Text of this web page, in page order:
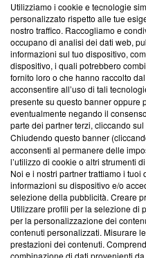
Questa sezione offre
News, sui nostri processi
creare news di qualità.
‘Trust Project - News with
ancora membro del
parte; Trust Project non ha
conformità agli standard.
Su di noi
Team editoriale
Corporate
Redazione
Informativa Privacy
Cookie Policy
Utilizziamo i cookie e tecnologie
personalizzato rispetto alle tue
nostro traffico. Raccogliamo e
occupano di analisi dei dati web,
informazioni sul tuo dispositivo,
dispositivo, i quali potrebbero
fornito loro o che hanno raccolto
acconsentire all’uso di tali
presente su questo banner oppure
eventualmente negando il
parte dei partner terzi, cliccando
Chiudendo questo banner
acconsenti al permanere delle
l’utilizzo di cookie o altri strumenti
Noi e i nostri partner trattiamo i
informazioni su dispositivo e/o
selezione della pubblicità. Creare
Utilizzare profili per la selezione di
per la personalizzazione dei
contenuti personalizzati. Misurare
prestazioni dei contenuti.
combinazione di dati provenienti